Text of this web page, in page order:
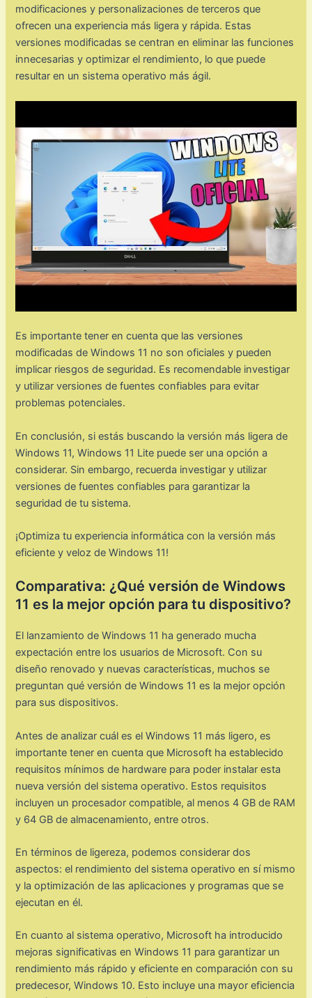
modificaciones y personalizaciones de terceros que
ofrecen una experiencia más ligera y rápida. Estas
versiones modificadas se centran en eliminar las funciones
innecesarias y optimizar el rendimiento, lo que puede
resultar en un sistema operativo más ágil.
Es importante tener en cuenta que las versiones
modificadas de Windows 11 no son oficiales y pueden
implicar riesgos de seguridad. Es recomendable investigar
y utilizar versiones de fuentes confiables para evitar
problemas potenciales.
En conclusión, si estás buscando la versión más ligera de
Windows 11, Windows 11 Lite puede ser una opción a
considerar. Sin embargo, recuerda investigar y utilizar
versiones de fuentes confiables para garantizar la
seguridad de tu sistema.
¡Optimiza tu experiencia informática con la versión más
eficiente y veloz de Windows 11!
Comparativa: ¿Qué versión de Windows
11 es la mejor opción para tu dispositivo?
El lanzamiento de Windows 11 ha generado mucha
expectación entre los usuarios de Microsoft. Con su
diseño renovado y nuevas características, muchos se
preguntan qué versión de Windows 11 es la mejor opción
para sus dispositivos.
Antes de analizar cuál es el Windows 11 más ligero, es
importante tener en cuenta que Microsoft ha establecido
requisitos mínimos de hardware para poder instalar esta
nueva versión del sistema operativo. Estos requisitos
incluyen un procesador compatible, al menos 4 GB de RAM
y 64 GB de almacenamiento, entre otros.
En términos de ligereza, podemos considerar dos
aspectos: el rendimiento del sistema operativo en sí mismo
y la optimización de las aplicaciones y programas que se
ejecutan en él.
En cuanto al sistema operativo, Microsoft ha introducido
mejoras significativas en Windows 11 para garantizar un
rendimiento más rápido y eficiente en comparación con su
predecesor, Windows 10. Esto incluye una mayor eficiencia